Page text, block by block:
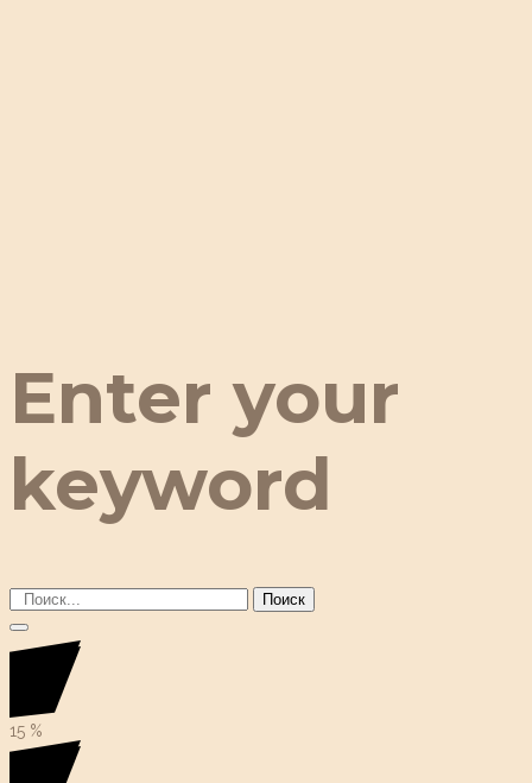
Enter your
keyword
Поиск
15 %